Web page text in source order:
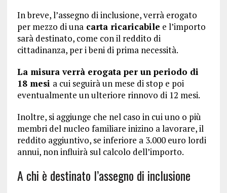
In breve, l’assegno di inclusione, verrà erogato
per mezzo di unacarta ricaricabile e l’importo
sarà destinato, come con il reddito di
cittadinanza, per i beni di prima necessità.
La misura verrà erogata per un periodo di
18 mesi a cui seguirà un mese di stop e poi
eventualmente un ulteriore rinnovo di 12 mesi.
Inoltre, si aggiunge che nel caso in cui uno o più
membri del nucleo familiare inizino a lavorare, il
reddito aggiuntivo, se inferiore a 3.000 euro lordi
annui, non influirà sul calcolo dell’importo.
A chi è destinato l’assegno di inclusione